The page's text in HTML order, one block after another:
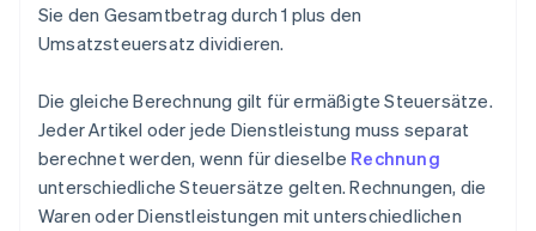
Sie den Gesamtbetrag durch 1 plus den
Umsatzsteuersatz dividieren.
Die gleiche Berechnung gilt für ermäßigte Steuersätze.
Jeder Artikel oder jede Dienstleistung muss separat
berechnet werden, wenn für dieselbe Rechnung
unterschiedliche Steuersätze gelten. Rechnungen, die
Waren oder Dienstleistungen mit unterschiedlichen